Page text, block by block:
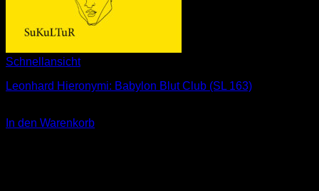
Schnellansicht
Leonhard Hieronymi: Babylon Blut Club (SL 163)
In den Warenkorb